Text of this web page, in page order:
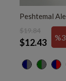
Peshtemal
$12.43
$19.84